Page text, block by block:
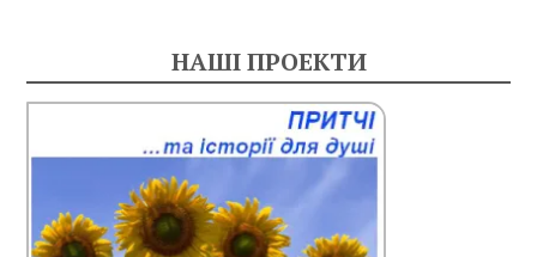
НАШІ ПРОЕКТИ